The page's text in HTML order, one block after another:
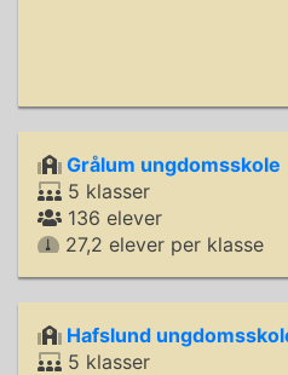
Grålum ungdomsskole
5 klasser
136 elever
27,2 elever per klasse
Hafslund
5 klasser